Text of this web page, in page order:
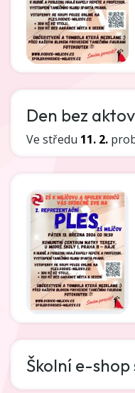
Den bez
Ve středu 11. 2.
Školní e-